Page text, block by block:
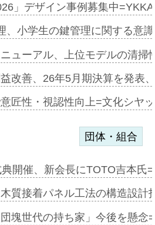
」デザイン事例募集中
、小学生の鍵管理に関する意
ニューアル、上位モデルの清
改善、26年5月期決算を発表
匠性・視認性向上=文化シヤ
団体・組合
開催、新会長にTOTO吉本氏
質接着パネル工法の構造設
塊世代の持ち家」今後を懸